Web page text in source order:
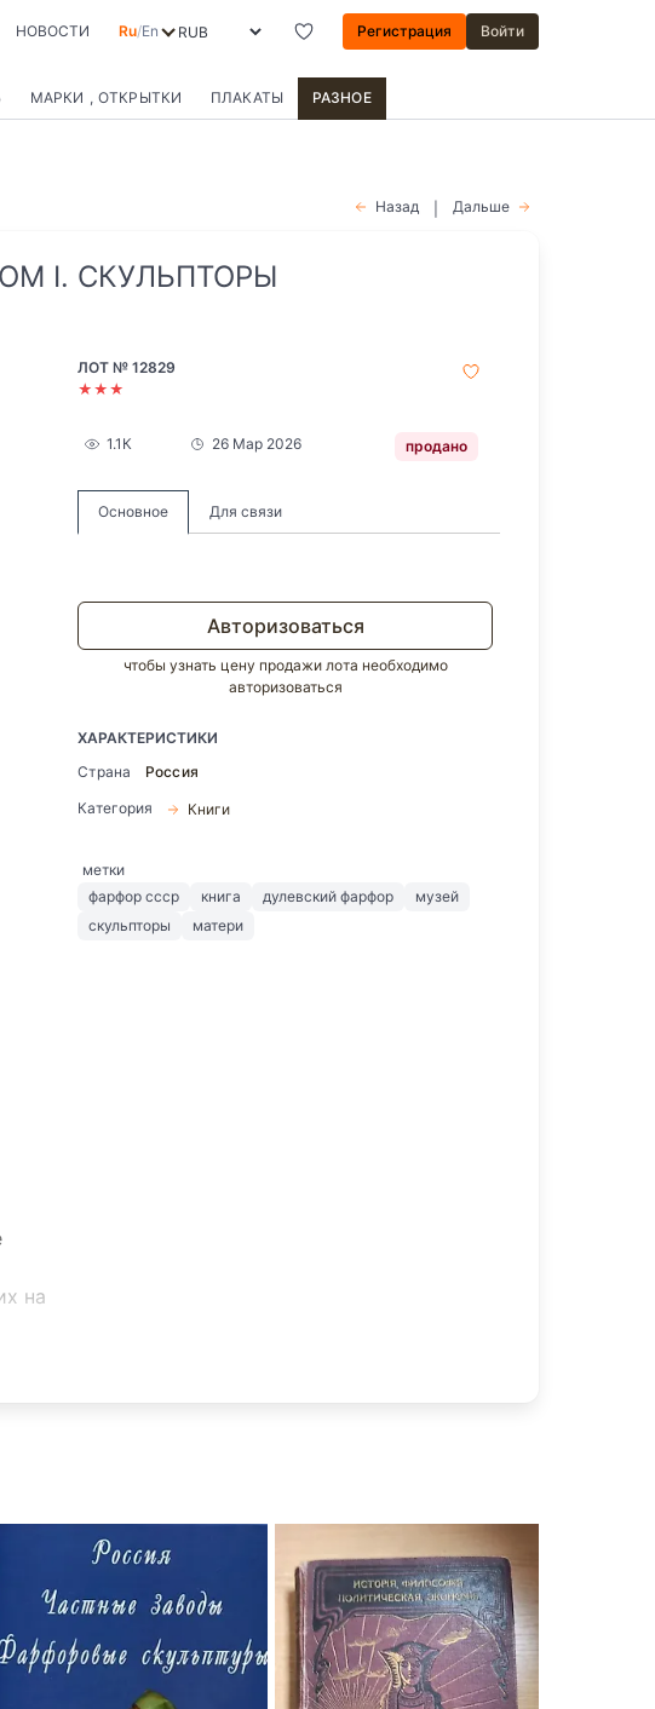
НОВОСТИ Ru/En Регистрация Войти
МАРКИ , ОТКРЫТКИ ПЛАКАТЫ РАЗНОЕ
Назад Дальше
I. СКУЛЬПТОРЫ
на
ЛОТ № 12829
★★★
1.1К 26 Мар 2026 продано
Основное Для связи
Авторизоваться
чтобы узнать цену продажи лота необходимо
авторизоваться
ХАРАКТЕРИСТИКИ
Страна
Россия
Категория
Книги
метки
фарфор ссср
книга дулевский фарфор
музей
скульпторы
матери